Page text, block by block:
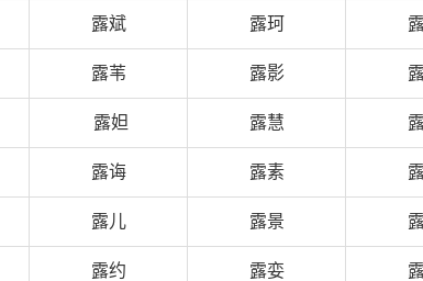
露斌 露珂
露苇 露影
露妲 露慧
露诲 露素
露儿 露景
露约 露娈